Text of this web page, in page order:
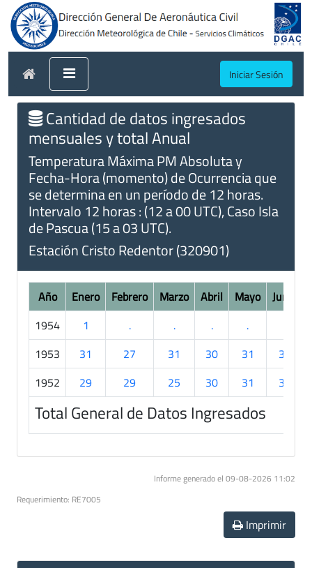
Iniciar Sesión
Cantidad de datos ingresados
mensuales y total Anual
Temperatura Máxima PM Absoluta y
Fecha-Hora (momento) de Ocurrencia que
se determina en un período de 12 horas.
Intervalo 12 horas : (12 a 00 UTC), Caso Isla
de Pascua (15 a 03 UTC).
Estación Cristo Redentor (320901)
Año Enero Febrero Marzo Abril Mayo Junio
1954
1 . . . .
1953
31 27 31 30 31
30
1952
29 29 25 30 31 30
Total General de Datos Ingresados
Informe generado el 09-08-2026 11:02
Requerimiento: RE7005
Imprimir